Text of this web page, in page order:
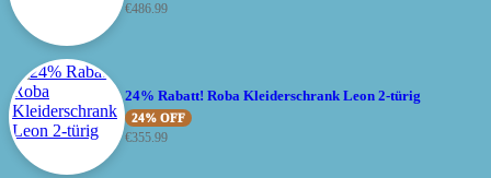
€486.99
24% Rabatt! Roba Kleiderschrank Leon 2-türig
24% OFF
€355.99